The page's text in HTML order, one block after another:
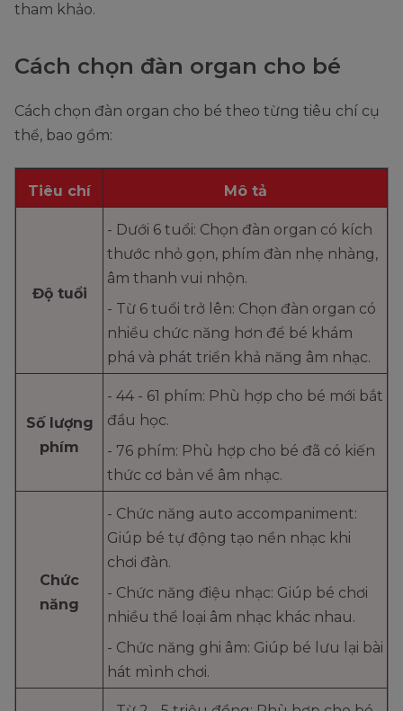
tham khảo.
Cách chọn đàn organ cho bé
Cách chọn đàn organ cho bé theo từng tiêu chí cụ
thể, bao gồm:
Tiêu chí Mô tả
Độ tuổi
- Dưới 6 tuổi: Chọn đàn organ có kích
thước nhỏ gọn, phím đàn nhẹ nhàng,
âm thanh vui nhộn.
- Từ 6 tuổi trở lên: Chọn đàn organ có
nhiều chức năng hơn để bé khám
phá và phát triển khả năng âm nhạc.
Số lượng
phím
- 44 - 61 phím: Phù hợp cho bé mới bắt
đầu học.
- 76 phím: Phù hợp cho bé đã có kiến
thức cơ bản về âm nhạc.
Chức
năng
- Chức năng auto accompaniment:
Giúp bé tự động tạo nền nhạc khi
chơi đàn.
- Chức năng điệu nhạc: Giúp bé chơi
nhiều thể loại âm nhạc khác nhau.
- Chức năng ghi âm: Giúp bé lưu lại bài
hát mình chơi.